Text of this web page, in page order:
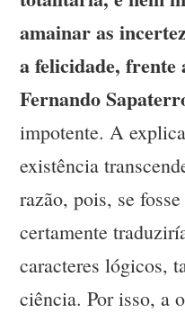
amainar as
a felicidade, frente
Fernando
impotente. A
existência
razão, pois, se
certamente
caracteres lógicos,
ciência. Por isso, a